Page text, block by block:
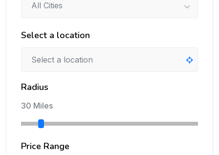
All Cities
Select a location
Radius
30 Miles
Price Range